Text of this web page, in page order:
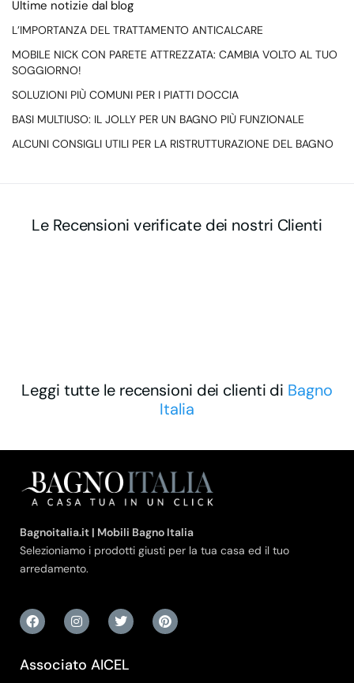
Ultime notizie dal blog
L’IMPORTANZA DEL TRATTAMENTO ANTICALCARE
MOBILE NICK CON PARETE ATTREZZATA: CAMBIA VOLTO AL TUO
SOGGIORNO!
SOLUZIONI PIÙ COMUNI PER I PIATTI DOCCIA
BASI MULTIUSO: IL JOLLY PER UN BAGNO PIÙ FUNZIONALE
ALCUNI CONSIGLI UTILI PER LA RISTRUTTURAZIONE DEL BAGNO
Le Recensioni verificate dei nostri Clienti
Leggi tutte le recensioni dei clienti di Bagno
Italia
Bagnoitalia.it | Mobili Bagno Italia
Selezioniamo i prodotti giusti per la tua casa ed il tuo
arredamento.
Associato AICEL